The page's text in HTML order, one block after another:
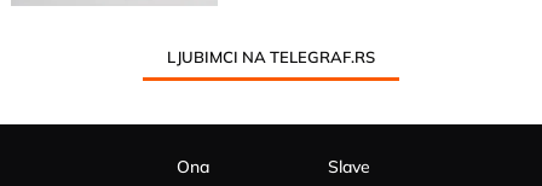
LJUBIMCI NA TELEGRAF.RS
Ona Slave